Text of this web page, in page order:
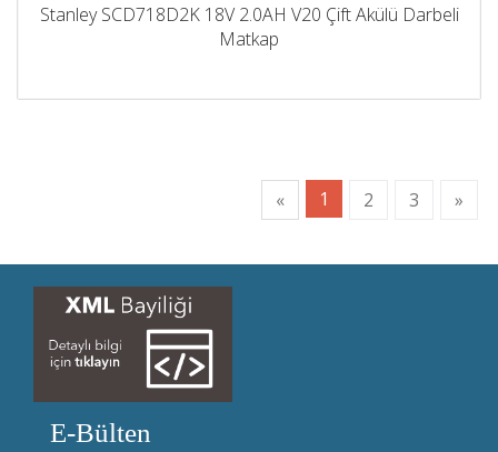
Stanley SCD718D2K 18V 2.0AH V20 Çift Akülü Darbeli
Matkap
« 1 2 3 »
E-Bülten